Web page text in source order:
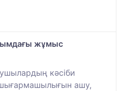
жұмыс
кәсіби
ашу,